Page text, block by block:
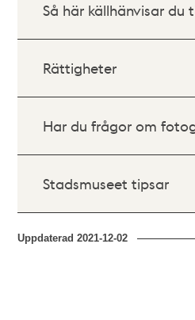
Så här källhänvisar
Rättigheter
Har du frågor om
Stadsmuseet tipsar
Uppdaterad2021-12-02